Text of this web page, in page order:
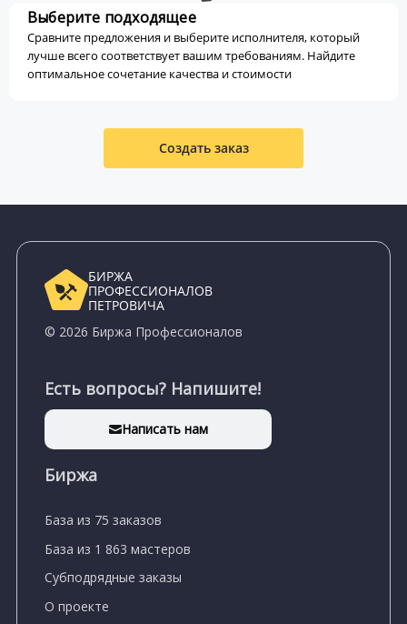
Выберите подходящее
Сравните предложения и выберите исполнителя, который
лучше всего соответствует вашим требованиям. Найдите
оптимальное сочетание качества и стоимости
Создать заказ
БИРЖА
ПРОФЕССИОНАЛОВ
ПЕТРОВИЧА
© 2026 Биржа Профессионалов
Есть вопросы? Напишите!
Написать нам
Биржа
База из 75 заказов
База из 1 863 мастеров
Субподрядные заказы
О проекте